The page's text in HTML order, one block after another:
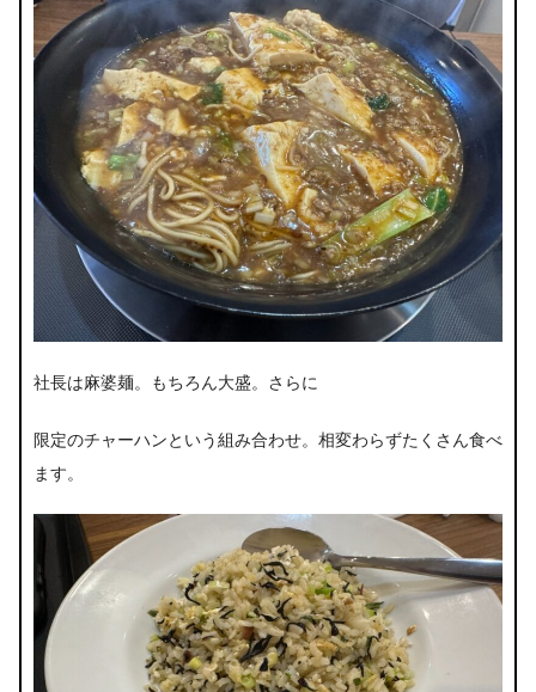
社長は麻婆麺。もちろん大盛。さらに
限定のチャーハンという組み合わせ。相変わらずたくさん食べ
ます。